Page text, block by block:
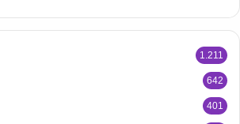
1.211
642
401